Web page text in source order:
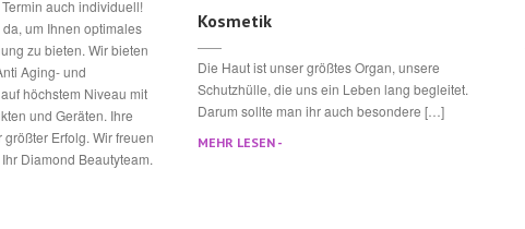
auch individuell!
um Ihnen optimales
zu bieten. Wir bieten
Aging- und
höchstem Niveau mit
und Geräten. Ihre
Erfolg. Wir freuen
Diamond Beautyteam.
Kosmetik
Die Haut ist unser größtes Organ, unsere
Schutzhülle, die uns ein Leben lang begleitet.
Darum sollte man ihr auch besondere […]
MEHR LESEN -